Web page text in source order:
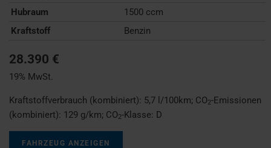
Hubraum
1500 ccm
Kraftstoff
Benzin
28.390 €
19% MwSt.
Kraftstoffverbrauch (kombiniert): 5,7 l/100km; CO2-Emissionen
(kombiniert): 129 g/km; CO2-Klasse: D
FAHRZEUG ANZEIGEN